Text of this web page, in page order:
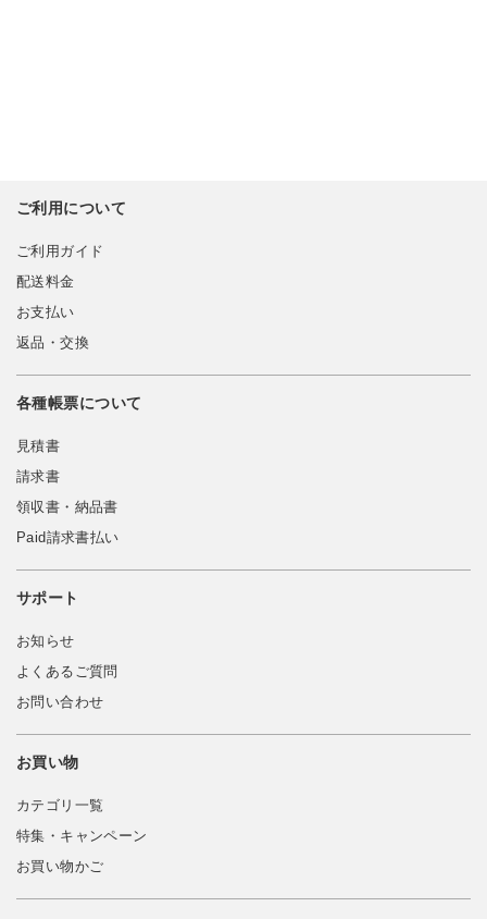
ご利用について
ご利用ガイド
配送料金
お支払い
返品・交換
各種帳票について
見積書
請求書
領収書・納品書
Paid請求書払い
サポート
お知らせ
よくあるご質問
お問い合わせ
お買い物
カテゴリ一覧
特集・キャンペーン
お買い物かご